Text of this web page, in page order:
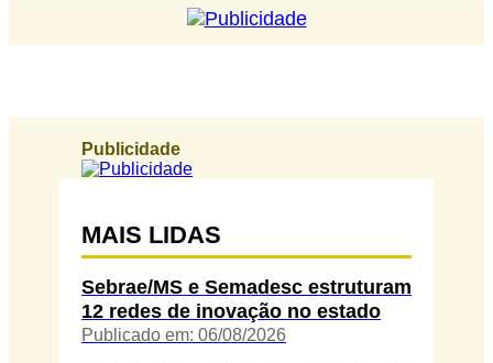
Publicidade
MAIS LIDAS
Sebrae/MS e Semadesc estruturam
12 redes de inovação no estado
Publicado em: 06/08/2026